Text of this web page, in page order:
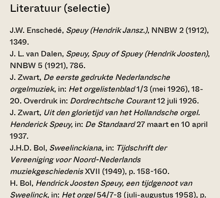
Literatuur(selectie)
J.W. Enschedé, Speuy (Hendrik Jansz.), NNBW 2 (1912),
1349.
J. L. van Dalen, Speuy, Spuy of Spuey (Hendrik Joosten),
NNBW 5 (1921), 786.
J. Zwart, De eerste gedrukte Nederlandsche
orgelmuziek, in: Het orgelistenblad1/3 (mei 1926), 18-
20. Overdruk in: Dordrechtsche Courant12 juli 1926.
J. Zwart, Uit den glorietijd van het Hollandsche orgel.
Henderick Speuy, in: De Standaard27 maart en 10 april
1937.
J.H.D. Bol, Sweelinckiana, in: Tijdschrift der
Vereeniging voor Noord-Nederlands
muziekgeschiedenisXVII (1949), p. 158-160.
H. Bol, Hendrick Joosten Speuy, een tijdgenoot van
Sweelinck, in: Het orgel54/7-8 (juli-augustus 1958), p.